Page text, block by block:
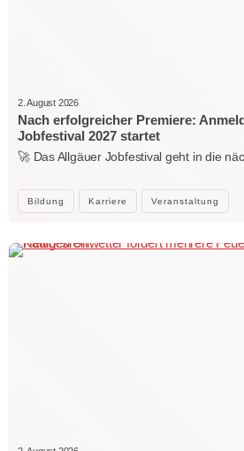
Bildung Karriere Veranstaltung
2. August 2026
Nach erfolgreicher Premiere:
Jobfestival 2027 startet
🚀 Das Allgäuer Jobfestival geht in die